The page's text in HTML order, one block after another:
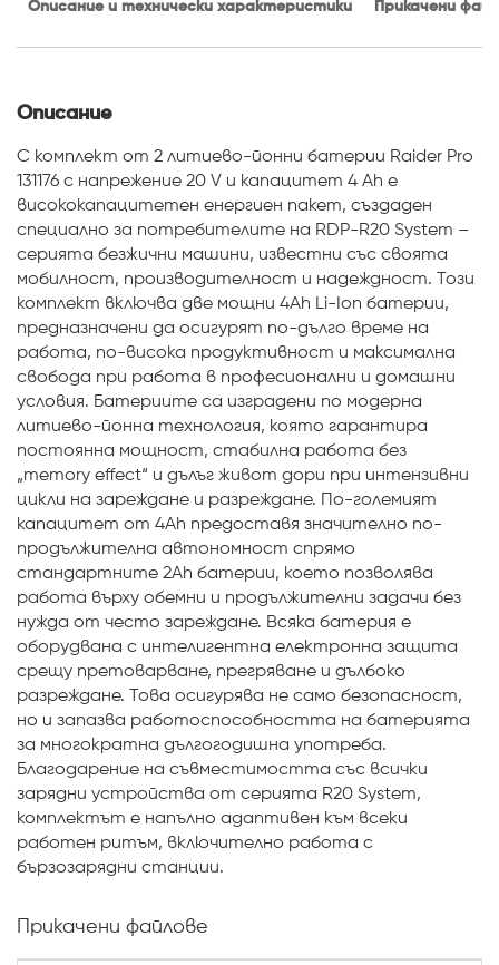
Описание и технически характеристики Прикачени
Описание
С комплект от 2 литиево-йонни батерии Raider Pro
131176 с напрежение 20 V и капацитет 4 Ah е
висококапацитетен енергиен пакет, създаден
специално за потребителите на RDP-R20 System –
серията безжични машини, известни със своята
мобилност, производителност и надеждност. Този
комплект включва две мощни 4Ah Li-Ion батерии,
предназначени да осигурят по-дълго време на
работа, по-висока продуктивност и максимална
свобода при работа в професионални и домашни
условия. Батериите са изградени по модерна
литиево-йонна технология, която гарантира
постоянна мощност, стабилна работа без
„memory effect“ и дълъг живот дори при интензивни
цикли на зареждане и разреждане. По-големият
капацитет от 4Ah предоставя значително по-
продължителна автономност спрямо
стандартните 2Ah батерии, което позволява
работа върху обемни и продължителни задачи без
нужда от често зареждане. Всяка батерия е
оборудвана с интелигентна електронна защита
срещу претоварване, прегряване и дълбоко
разреждане. Това осигурява не само безопасност,
но и запазва работоспособността на батерията
за многократна дългогодишна употреба.
Благодарение на съвместимостта със всички
зарядни устройства от серията R20 System,
комплектът е напълно адаптивен към всеки
работен ритъм, включително работа с
бързозарядни станции.
Прикачени файлове